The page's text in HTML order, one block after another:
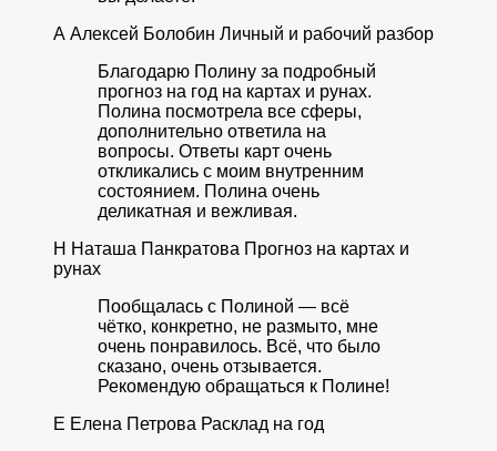
А Алексей Болобин Личный и рабочий разбор
Благодарю Полину за подробный
прогноз на год на картах и рунах.
Полина посмотрела все сферы,
дополнительно ответила на
вопросы. Ответы карт очень
откликались с моим внутренним
состоянием. Полина очень
деликатная и вежливая.
Н Наташа Панкратова Прогноз на картах и
рунах
Пообщалась с Полиной — всё
чётко, конкретно, не размыто, мне
очень понравилось. Всё, что было
сказано, очень отзывается.
Рекомендую обращаться к Полине!
Е Елена Петрова Расклад на год